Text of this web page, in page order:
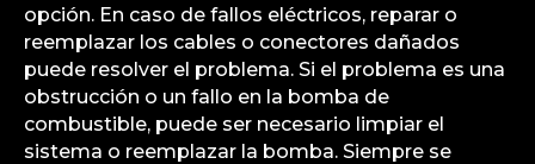
opción. En caso de fallos eléctricos, reparar o
reemplazar los cables o conectores dañados
puede resolver el problema. Si el problema es una
obstrucción o un fallo en la bomba de
combustible, puede ser necesario limpiar el
sistema o reemplazar la bomba. Siempre se